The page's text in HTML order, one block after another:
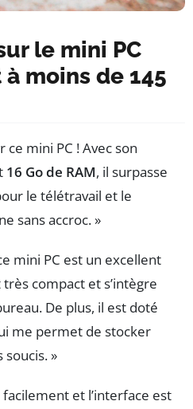
le mini PC
moins de 145
ce mini PC ! Avec son
16 Go de RAM, il surpasse
le télétravail et le
sans accroc. »
mini PC est un excellent
compact et s’intègre
De plus, il est doté
me permet de stocker
»
facilement et l’interface est